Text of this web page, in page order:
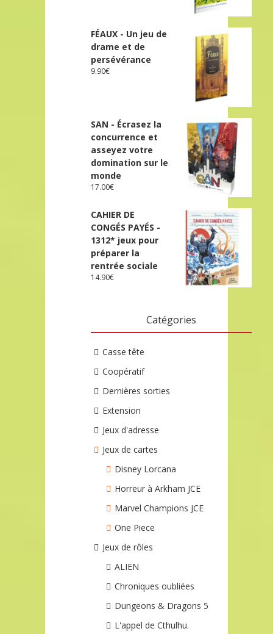
FÉAUX - Un jeu de
drame et de
persévérance
9.90€
SAN - Écrasez la
concurrence et
asseyez votre
domination sur le
monde
17.00€
CAHIER DE
CONGÉS PAYÉS -
1312* jeux pour
préparer la
rentrée sociale
14.90€
Catégories
Casse tête
Coopératif
Dernières sorties
Extension
Jeux d'adresse
Jeux de cartes
Disney Lorcana
Horreur à Arkham JCE
Marvel Champions JCE
One Piece
Jeux de rôles
ALIEN
Chroniques oubliées
Dungeons & Dragons 5
L'appel de Cthulhu.